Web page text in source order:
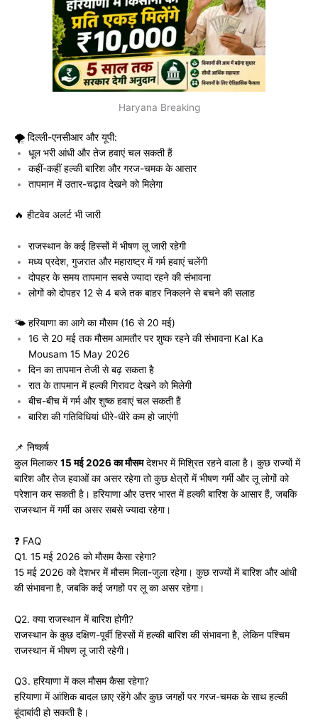
Haryana Breaking
🌪️ दिल्ली-एनसीआर और यूपी:
धूल भरी आंधी और तेज हवाएं चल सकती हैं
कहीं-कहीं हल्की बारिश और गरज-चमक के आसार
तापमान में उतार-चढ़ाव देखने को मिलेगा
🔥 हीटवेव अलर्ट भी जारी
राजस्थान के कई हिस्सों में भीषण लू जारी रहेगी
मध्य प्रदेश, गुजरात और महाराष्ट्र में गर्म हवाएं चलेंगी
दोपहर के समय तापमान सबसे ज्यादा रहने की संभावना
लोगों को दोपहर 12 से 4 बजे तक बाहर निकलने से बचने की सलाह
🌤️ हरियाणा का आगे का मौसम (16 से 20 मई)
16 से 20 मई तक मौसम आमतौर पर शुष्क रहने की संभावना Kal Ka
Mousam 15 May 2026
दिन का तापमान तेजी से बढ़ सकता है
रात के तापमान में हल्की गिरावट देखने को मिलेगी
बीच-बीच में गर्म और शुष्क हवाएं चल सकती हैं
बारिश की गतिविधियां धीरे-धीरे कम हो जाएंगी
📌 निष्कर्ष
कुल मिलाकर15 मई 2026 का मौसमदेशभर में मिश्रित रहने वाला है। कुछ राज्यों में
बारिश और तेज हवाओं का असर रहेगा तो कुछ क्षेत्रों में भीषण गर्मी और लू लोगों को
परेशान कर सकती है। हरियाणा और उत्तर भारत में हल्की बारिश के आसार हैं, जबकि
राजस्थान में गर्मी का असर सबसे ज्यादा रहेगा।
❓ FAQ
Q1. 15 मई 2026 को मौसम कैसा रहेगा?
15 मई 2026 को देशभर में मौसम मिला-जुला रहेगा। कुछ राज्यों में बारिश और आंधी
की संभावना है, जबकि कई जगहों पर लू का असर रहेगा।
Q2. क्या राजस्थान में बारिश होगी?
राजस्थान के कुछ दक्षिण-पूर्वी हिस्सों में हल्की बारिश की संभावना है, लेकिन पश्चिम
राजस्थान में भीषण लू जारी रहेगी।
Q3. हरियाणा में कल मौसम कैसा रहेगा?
हरियाणा में आंशिक बादल छाए रहेंगे और कुछ जगहों पर गरज-चमक के साथ हल्की
बूंदाबांदी हो सकती है।